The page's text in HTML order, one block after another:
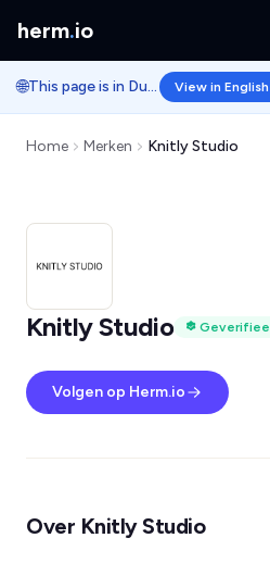
herm.io
🌐 This page is in Dutch. View in
Home Merken Knitly Studio
Knitly Studio
Volgen op Herm.io
Over Knitly Studio